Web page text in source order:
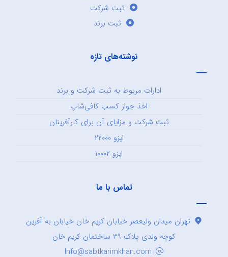
ثبت شرکت
ثبت برند
نوشته‌های تازه
ادارات مربوط به ثبت شرکت و برند
اخذ جواز کسب کافی‌شاپ
ثبت شرکت و مزایای آن برای کارآفرینان
ایزو ۲۲۰۰۰
ایزو ۱۰۰۰۲
تماس با ما
تهران میدان ولیعصر خیابان کریم خان خیابان به آفرین
کوچه ولدی پلاک ۳۹ ساختمان کریم خان
Info@sabtkarimkhan.com